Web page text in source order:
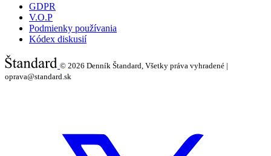
GDPR
V.O.P
Podmienky používania
Kódex diskusií
© 2026 Denník Štandard, Všetky práva vyhradené |
oprava@standard.sk